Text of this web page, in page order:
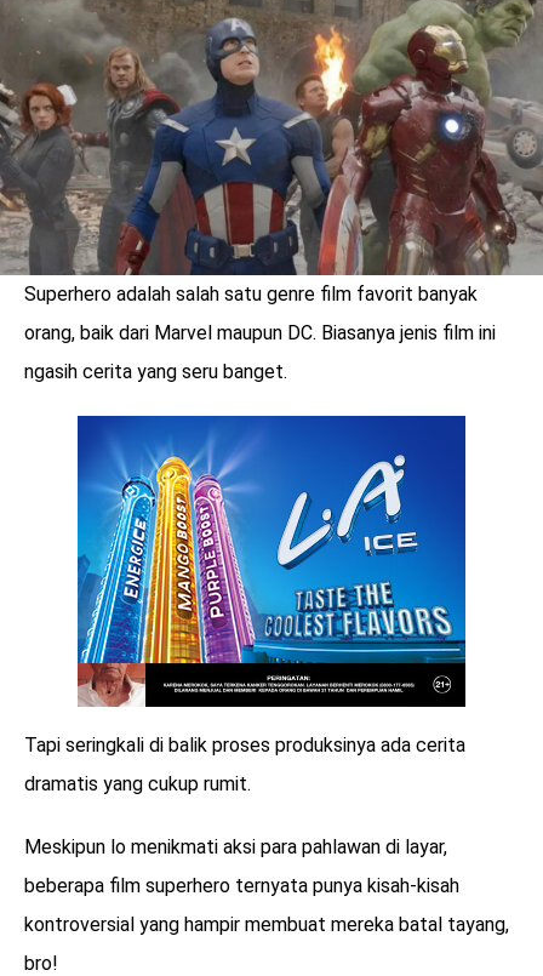
benefit
menarik
Superhero adalah salah satu genre film favorit banyak
orang, baik dari Marvel maupun DC. Biasanya jenis film ini
ngasih cerita yang seru banget.
Tapi seringkali di balik proses produksinya ada cerita
dramatis yang cukup rumit.
Meskipun lo menikmati aksi para pahlawan di layar,
beberapa film superhero ternyata punya kisah-kisah
kontroversial yang hampir membuat mereka batal tayang,
bro!